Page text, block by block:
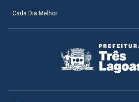
Cada Dia Melhor